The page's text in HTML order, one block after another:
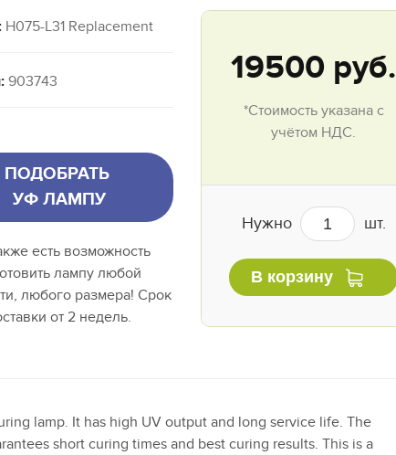
H075-L31 Replacement
903743
ПОДОБРАТЬ
УФ ЛАМПУ
есть возможность
лампу любой
любого размера! Срок
от 2 недель.
19500 руб.
*Стоимость указана с
учётом НДС.
Нужно шт.
В корзину
lamp. It has high UV output and long service life. The
short curing times and best curing results. This is a